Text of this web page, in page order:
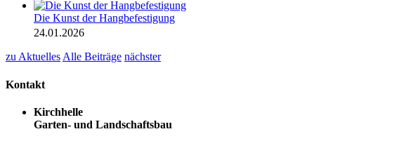
Die Kunst der Hangbefestigung
24.01.2026
zu Aktuelles Alle Beiträge nächster
Kontakt
Kirchhelle
Garten- und Landschaftsbau